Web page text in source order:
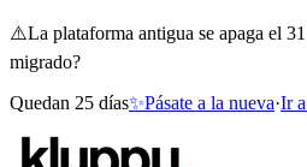
⚠️La plataforma antigua se apaga el
migrado?
Quedan 25 días✨Pásate a la nueva·Ir